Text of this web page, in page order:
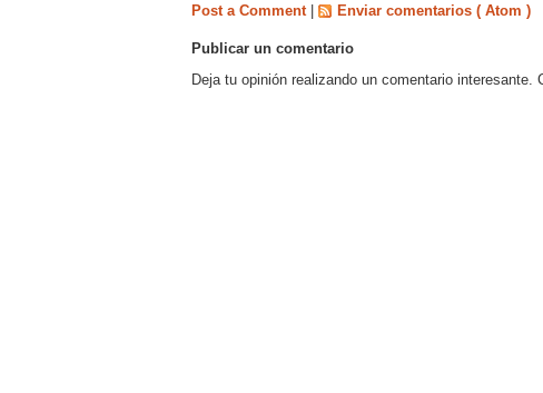
Post a Comment
Enviar comentarios ( Atom )
Publicar un comentario
Deja tu opinión realizando un comentario